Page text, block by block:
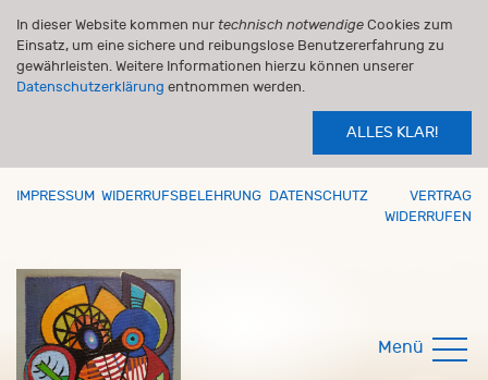
In dieser Website kommen nur technisch notwendige Cookies zum
Einsatz, um eine sichere und reibungslose Benutzererfahrung zu
gewährleisten. Weitere Informationen hierzu können unserer
Datenschutzerklärung entnommen werden.
ALLES KLAR!
IMPRESSUM WIDERRUFSBELEHRUNG DATENSCHUTZ
VERTRAG
WIDERRUFEN
Menü